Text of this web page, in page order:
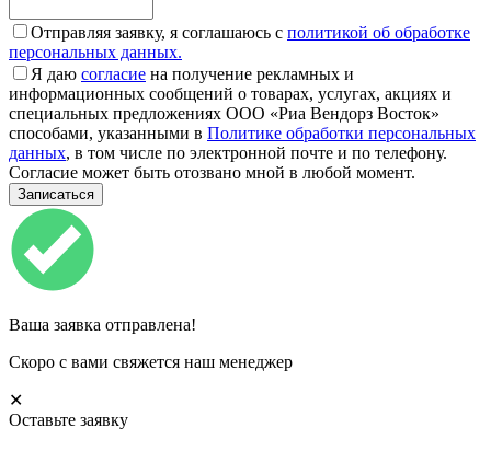
Отправляя заявку, я соглашаюсь с политикой об обработке
персональных данных.
Я даю согласие на получение рекламных и
информационных сообщений о товарах, услугах, акциях и
специальных предложениях ООО «Риа Вендорз Восток»
способами, указанными в Политике обработки персональных
данных, в том числе по электронной почте и по телефону.
Согласие может быть отозвано мной в любой момент.
Ваша заявка отправлена!
Скоро с вами свяжется наш менеджер
✕
Оставьте заявку